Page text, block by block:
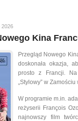
2026
Kina
Przegląd Nowego
doskonała okazja,
prosto z Francji. Na
„Stylowy” w
W programie m.in.
reżyserii François
najnowszy film